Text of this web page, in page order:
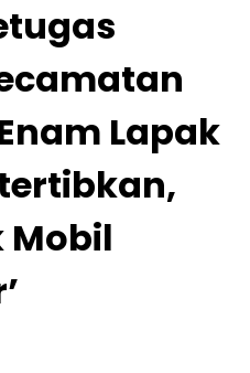
Lapak
Mobil